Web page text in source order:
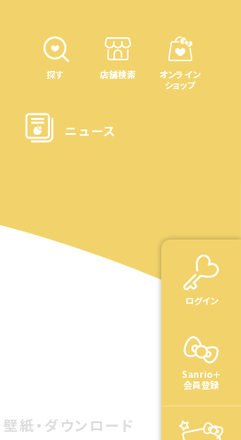
ログイン
Sanrio＋
会員登録
探す 店舗検索
オンライン
ショップ
ニュース
壁紙・ダウンロード